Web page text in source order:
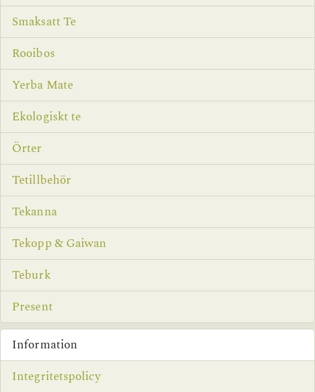
Smaksatt Te
Rooibos
Yerba Mate
Ekologiskt te
Örter
Tetillbehör
Tekanna
Tekopp & Gaiwan
Teburk
Present
Information
Integritetspolicy